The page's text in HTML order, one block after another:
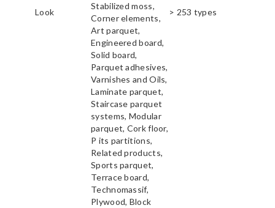
Look
Stabilized moss,
Corner elements,
Art parquet,
Engineered board,
Solid board,
Parquet adhesives,
Varnishes and Oils,
Laminate parquet,
Staircase parquet
systems, Modular
parquet, Cork floor,
P its partitions,
Related products,
Sports parquet,
Terrace board,
Technomassif,
Plywood, Block
> 253 types